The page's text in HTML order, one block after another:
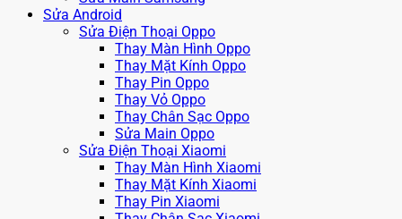
Sửa Android
Sửa Điện Thoại Oppo
Thay Màn Hình Oppo
Thay Mặt Kính Oppo
Thay Pin Oppo
Thay Vỏ Oppo
Thay Chân Sạc Oppo
Sửa Main Oppo
Sửa Điện Thoại Xiaomi
Thay Màn Hình Xiaomi
Thay Mặt Kính Xiaomi
Thay Pin Xiaomi